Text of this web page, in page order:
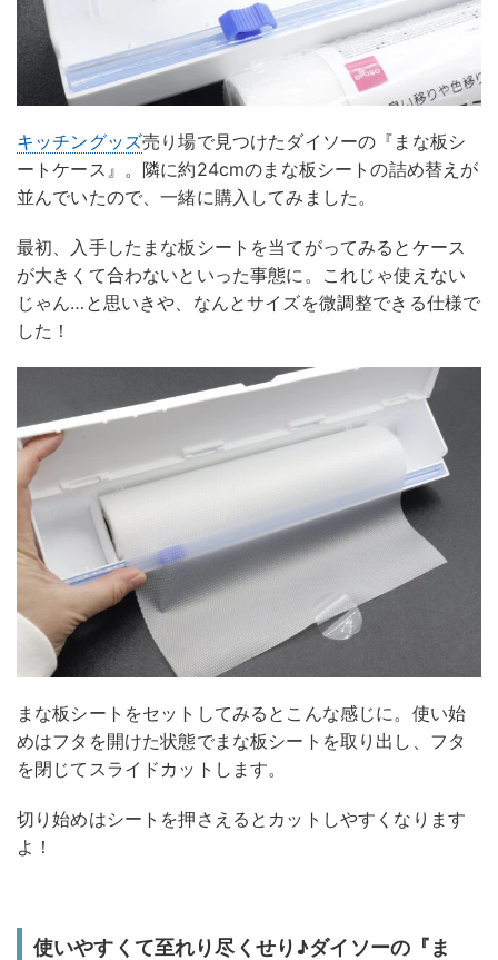
キッチングッズ売り場で見つけたダイソーの『まな板シ
ートケース』。隣に約24cmのまな板シートの詰め替えが
並んでいたので、一緒に購入してみました。
最初、入手したまな板シートを当てがってみるとケース
が大きくて合わないといった事態に。これじゃ使えない
じゃん…と思いきや、なんとサイズを微調整できる仕様で
した！
まな板シートをセットしてみるとこんな感じに。使い始
めはフタを開けた状態でまな板シートを取り出し、フタ
を閉じてスライドカットします。
切り始めはシートを押さえるとカットしやすくなります
よ！
使いやすくて至れり尽くせり♪ダイソーの『ま